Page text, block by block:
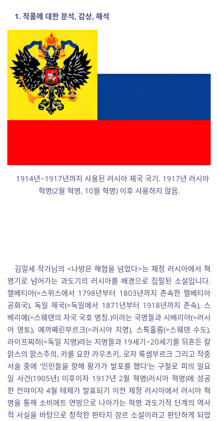
1. 작품에 대한 분석, 감상, 해석
1914년~1917년까지 사용된 러시아 제국 국기. 1917년 러시아
혁명(2월 혁명, 10월 혁명) 이후 사용하지 않음.
김밀세 작가님의 <나방은 해협을 넘었다>는 제정 러시아에서 혁
명기로 넘어가는 과도기의 러시아를 배경으로 집필된 소설입니다.
헬베티아(=스위스에서 1798년부터 1803년까지 존속한 헬베티아
공화국), 독일 제국(=독일에서 1871년부터 1918년까지 존속), 스
베리예(=스웨덴의 자국 국호 명칭.)이라는 국명들과 시베리아(=러시
아 영토), 예까쩨린부르크(=러시아 지명), 스톡홀름(=스웨덴 수도),
라이프찌히(=독일 지명)라는 지명들과 19세기~20세기를 뒤흔든 칼
맑스의 맑스주의, 카를 요한 카우츠키, 로자 룩셈부르크 그리고 작중
서술 중에 ‘인민들을 향해 황가가 발포를 했다’는 구절로 피의 일요
일 사건(1905년) 이후이자 1917년 2월 혁명(러시아 혁명)에 성공
한 전야이자 4월 테제가 발표되기 이전 제정 러시아에서 러시아 혁
명을 통해 소비에트 연방으로 나아가는 혁명 과도기적 단계의 역사
적 사실을 바탕으로 창작한 판타지 장르 소설이라고 판단하게 되었